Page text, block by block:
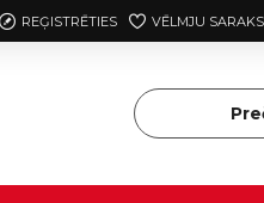
REĢISTRĒTIES VĒLMJU